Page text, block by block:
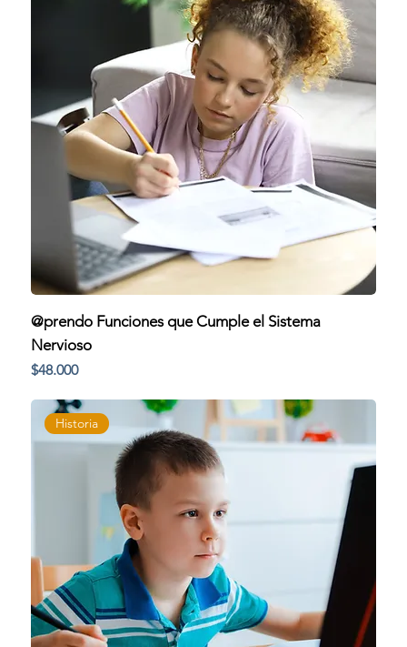
@prendo Funciones que Cumple el Sistema
Nervioso
Precio
$48.000
Historia